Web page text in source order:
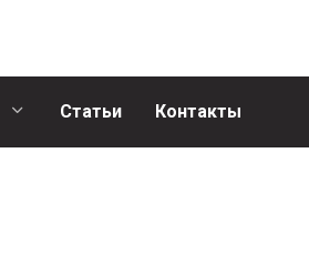
Статьи Контакты